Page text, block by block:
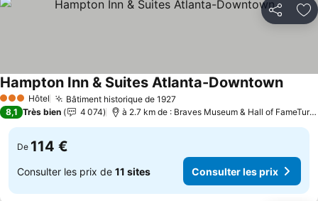
Partager
3 ÉtoilesHôtel Bâtiment historique de 1927
Hampton Inn & Suites Atlanta-Downtown
8,1 Très bien 4 074 à 2.7 km de : Braves Museum & Hall of FameTurner Field Tours
De 114 €
Consulter les prix de 11 sites Consulter les prix